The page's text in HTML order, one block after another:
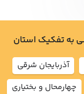
به تفکیک استان
آذربايجان شرقي
چهارمحال و بختياري